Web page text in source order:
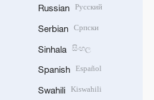
Russian Русский
Serbian Српски
Sinhala සිංහල
Spanish Español
Swahili Kiswahili